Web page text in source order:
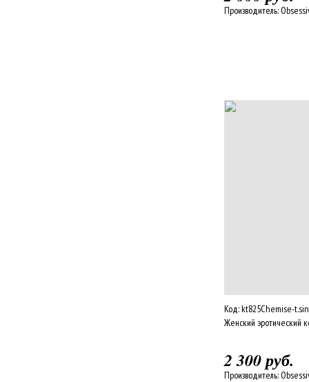
Производитель:
Код:kt825Chemise-
Женский эротический
2 300 руб.
Производитель: